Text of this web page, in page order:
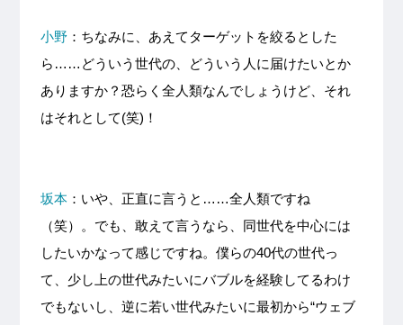
小野：ちなみに、あえてターゲットを絞るとした
ら……どういう世代の、どういう人に届けたいとか
ありますか？恐らく全人類なんでしょうけど、それ
はそれとして(笑)！
坂本：いや、正直に言うと……全人類ですね
（笑）。でも、敢えて言うなら、同世代を中心には
したいかなって感じですね。僕らの40代の世代っ
て、少し上の世代みたいにバブルを経験してるわけ
でもないし、逆に若い世代みたいに最初から“ウェブ